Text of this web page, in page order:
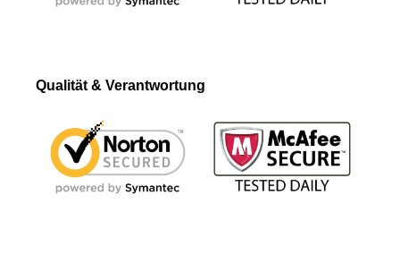
Qualität & Verantwortung